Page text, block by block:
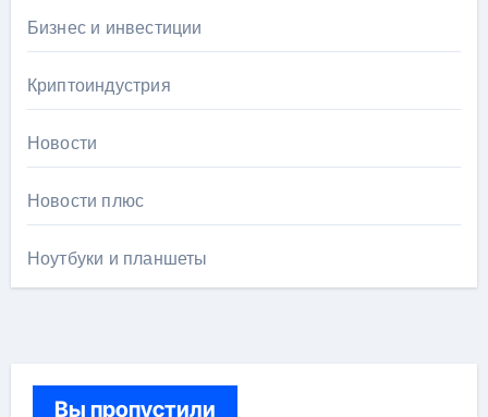
Бизнес и инвестиции
Криптоиндустрия
Новости
Новости плюс
Ноутбуки и планшеты
Вы пропустили